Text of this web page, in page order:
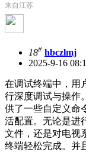
来自江苏
18# hbczlmj
2025-9-16
在调试终端中，用
行深度调试与操作
供了一些自定义命
活配置。无论是进
文件，还是对电视
终端轻松完成。并